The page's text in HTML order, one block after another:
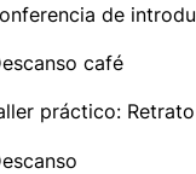
de
café
práctico: